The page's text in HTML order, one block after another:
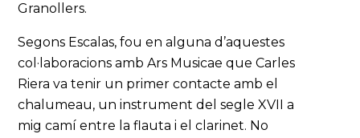
Granollers.
Segons Escalas, fou en alguna d’aquestes
col·laboracions amb Ars Musicae que Carles
Riera va tenir un primer contacte amb el
chalumeau, un instrument del segle XVII a
mig camí entre la flauta i el clarinet. No